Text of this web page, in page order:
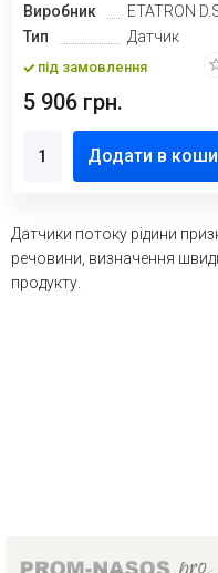
Виробник
ETATRON
Тип
Датчик
під замовлення
5 906 грн.
Додати в
Датчики потоку рідини
речовини, визначення
продукту.